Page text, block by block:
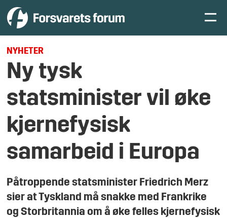
NYHETER
Ny tysk
statsminister vil øke
kjernefysisk
samarbeid i Europa
Påtroppende statsminister Friedrich Merz
sier at Tyskland må snakke med Frankrike
og Storbritannia om å øke felles kjernefysisk